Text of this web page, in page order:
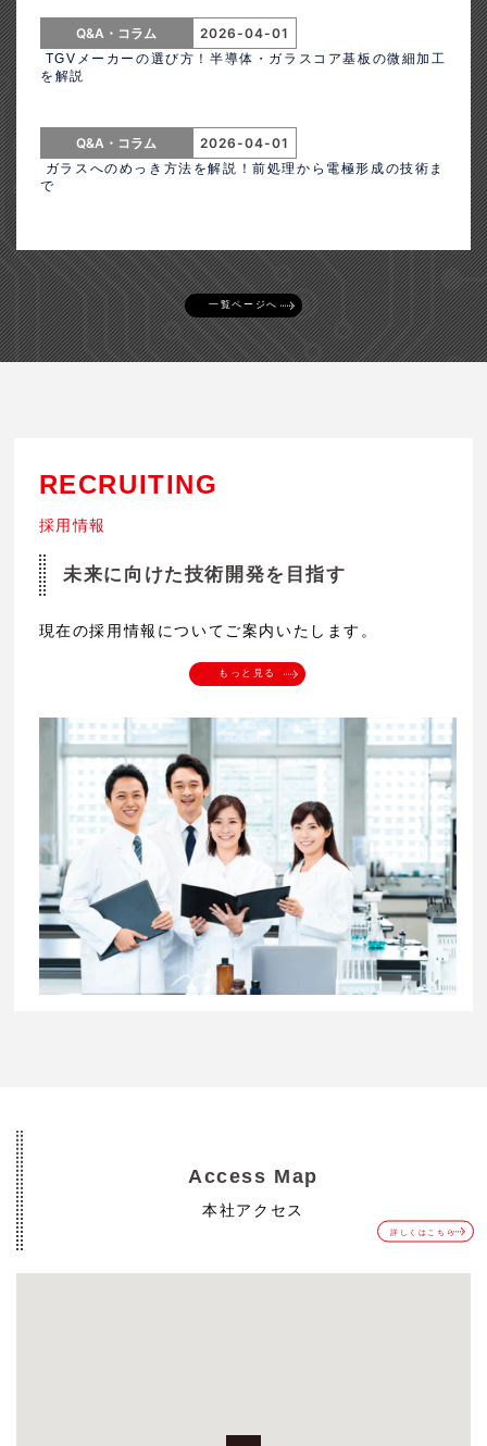
Q&A・コラム 2026-04-01
TGVメーカーの選び方！半導体・ガラスコア基板の微細加工
を解説
Q&A・コラム 2026-04-01
ガラスへのめっき方法を解説！前処理から電極形成の技術ま
で
一覧ページへ
RECRUITING
採用情報
未来に向けた技術開発を目指す
現在の採用情報についてご案内いたします。
もっと見る
Access Map
本社アクセス
詳しくはこちら